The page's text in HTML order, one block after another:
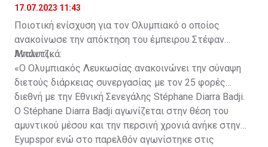
17.07.2023 11:43
Ποιοτική ενίσχυση για τον Ολυμπιακό ο οποίος
ανακοίνωσε την απόκτηση του έμπειρου Στέφαν
Μπάντζι.
Αναλυτικά:
«Ο Ολυμπιακός Λευκωσίας ανακοινώνει την σύναψη
διετούς διάρκειας συνεργασίας με τον 25 φορές
διεθνή με την Εθνική Σενεγάλης Stéphane Diarra Badji.
Ο Stéphane Diarra Badji αγωνίζεται στην θέση του
αμυντικού μέσου και την περσινή χρονιά ανήκε στην
Eyupspor ενώ στο παρελθόν αγωνίστηκε στις